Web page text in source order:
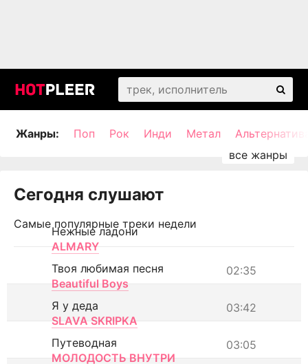
Жанры: Поп Рок Инди Метал
Сегодня слушают
Самые популярные треки недели
Нежные ладони
ALMARY
02:35
Твоя любимая песня
Beautiful Boys
03:42
Я у деда
SLAVA SKRIPKA
03:05
Путеводная
МОЛОДОСТЬ ВНУТРИ